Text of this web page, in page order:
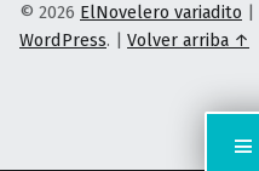
© 2026 ElNovelero variadito
WordPress. Volver arriba ↑